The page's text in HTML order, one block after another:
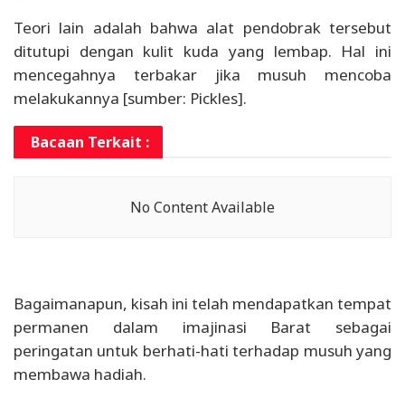
Teori lain adalah bahwa alat pendobrak tersebut
ditutupi dengan kulit kuda yang lembap. Hal ini
mencegahnya terbakar jika musuh mencoba
melakukannya [sumber: Pickles].
Bacaan Terkait :
No Content Available
Bagaimanapun, kisah ini telah mendapatkan tempat
permanen dalam imajinasi Barat sebagai
peringatan untuk berhati-hati terhadap musuh yang
membawa hadiah.